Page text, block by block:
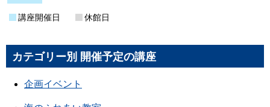
講座開催日 休館日
カテゴリー別 開催予定の講座
企画イベント